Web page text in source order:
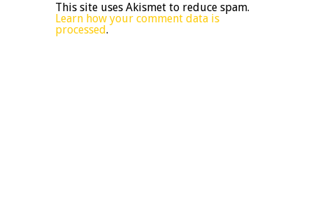
This site uses Akismet to reduce spam.
Learn how your comment data is
processed.